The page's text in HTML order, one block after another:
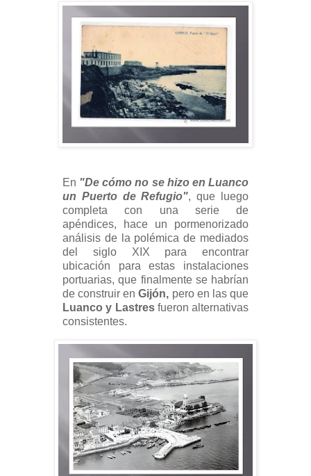
En "De cómo no se hizo en Luanco
un Puerto de Refugio", que luego
completa con una serie de
apéndices, hace un pormenorizado
análisis de la polémica de mediados
del siglo XIX para encontrar
ubicación para estas instalaciones
portuarias, que finalmente se habrían
de construir enGijón, pero en las que
Luanco y Lastresfueron alternativas
consistentes.